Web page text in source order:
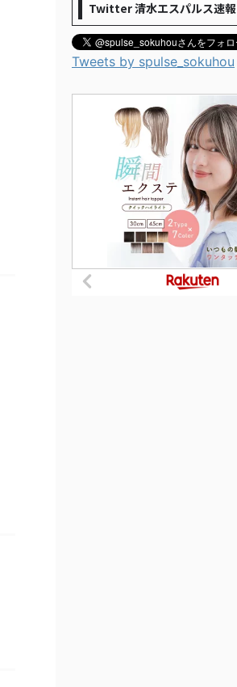
Twitter 清水エスパルス速報
Tweets by spulse_sokuhou